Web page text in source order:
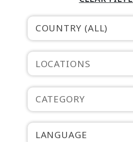
COUNTRY (ALL)
LOCATIONS
CATEGORY
LANGUAGE